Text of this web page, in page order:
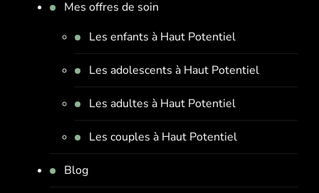
Mes offres de soin
Les enfants à Haut Potentiel
Les adolescents à Haut Potentiel
Les adultes à Haut Potentiel
Les couples à Haut Potentiel
Blog